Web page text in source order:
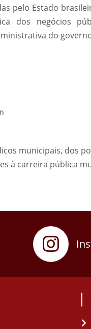
pelo Estado
dos negócios
do
municipais, dos
à carreira pública